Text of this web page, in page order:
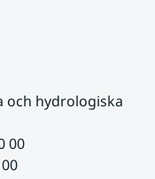
och hydrologiska
00